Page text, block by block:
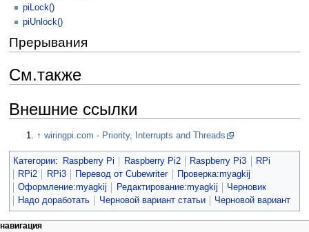
piLock()
piUnlock()
Прерывания
См.также
Внешние ссылки
↑ wiringpi.com - Priority, Interrupts and Threads
Категории: Raspberry Pi Raspberry Pi2 Raspberry Pi3
RPi
RPi2
RPi3 Перевод от Сubewriter
Проверка:myagkij
Оформление:myagkij
Редактирование:myagkij
Черновик
Надо доработать
Черновой вариант статьи Черновой вариант
навигация